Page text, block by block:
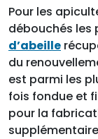
Pour les
débouchés les
d’abeille
du
est parmi les
fois fondue et
pour la